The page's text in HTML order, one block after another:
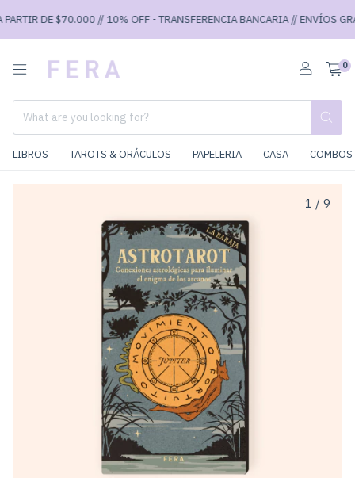
DE $70.000 // 10% OFF - TRANSFERENCIA BANCARIA // ENVÍOS
0
LIBROS TAROTS & ORÁCULOS PAPELERIA CASA
1 / 9